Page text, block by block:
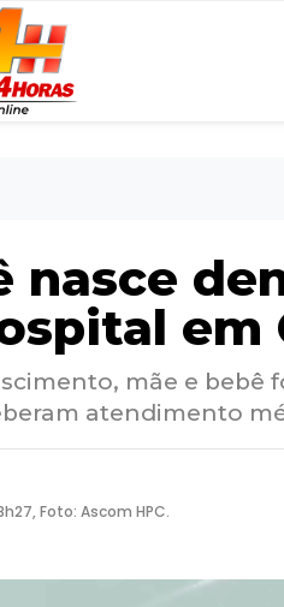
nasce
em
mãe e bebê
atendimento
Foto: Ascom HPC.